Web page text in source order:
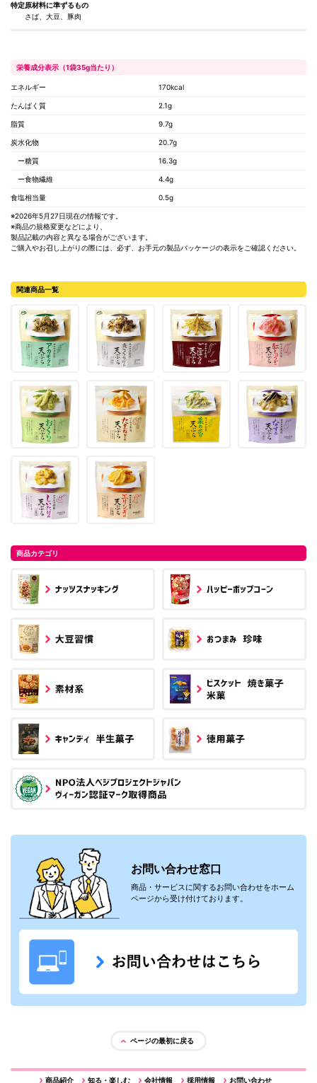
特定原材料に準ずるもの
さば、大豆、豚肉
栄養成分表示（1袋35g当たり）
エネルギー 170kcal
たんぱく質 2.1g
脂質 9.7g
炭水化物 20.7g
ー糖質 16.3g
ー食物繊維 4.4g
食塩相当量 0.5g
※2026年5月27日現在の情報です。
※商品の規格変更などにより、
製品記載の内容と異なる場合がございます。
ご購入やお召し上がりの際には、必ず、お手元の製品パッケージの表示をご確認ください。
関連商品一覧
商品カテゴリ
お問い合わせ窓口
商品・サービスに関するお問い合わせをホーム
ページから受け付けております。
ページの最初に戻る
商品紹介 知る・楽しむ 会社情報 採用情報 お問い合わせ